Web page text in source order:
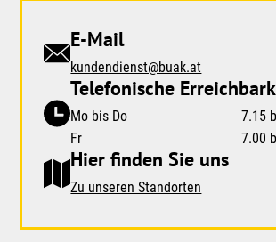
E-Mail
kundendienst@buak.at
Telefonische
Mo bis Do
7.15
Fr
7.00
Hier finden Sie uns
Zu unseren Standorten